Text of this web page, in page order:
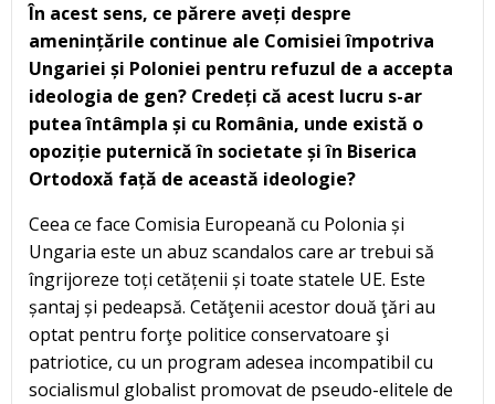
În acest sens, ce părere aveți despre
amenințările continue ale Comisiei împotriva
Ungariei și Poloniei pentru refuzul de a accepta
ideologia de gen? Credeți că acest lucru s-ar
putea întâmpla și cu România, unde există o
opoziție puternică în societate și în Biserica
Ortodoxă față de această ideologie?
Ceea ce face Comisia Europeană cu Polonia și
Ungaria este un abuz scandalos care ar trebui să
îngrijoreze toți cetățenii și toate statele UE. Este
șantaj și pedeapsă. Cetăţenii acestor două ţări au
optat pentru forţe politice conservatoare şi
patriotice, cu un program adesea incompatibil cu
socialismul globalist promovat de pseudo-elitele de